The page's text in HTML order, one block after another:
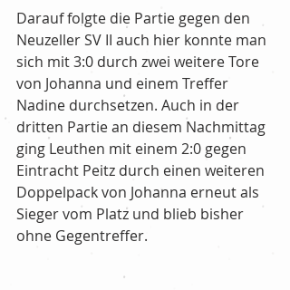
Darauf folgte die Partie gegen den
Neuzeller SV II auch hier konnte man
sich mit 3:0 durch zwei weitere Tore
von Johanna und einem Treffer
Nadine durchsetzen. Auch in der
dritten Partie an diesem Nachmittag
ging Leuthen mit einem 2:0 gegen
Eintracht Peitz durch einen weiteren
Doppelpack von Johanna erneut als
Sieger vom Platz und blieb bisher
ohne Gegentreffer.